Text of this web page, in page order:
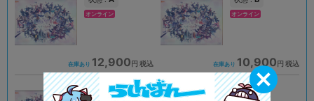
オンライン
在庫あり 12,900 円 税込
オンライン
在庫あり 10,900 円 税込
状態 :A 状態 :A